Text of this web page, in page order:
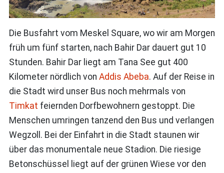
Die Busfahrt vom Meskel Square, wo wir am Morgen
früh um fünf starten, nach Bahir Dar dauert gut 10
Stunden. Bahir Dar liegt am Tana See gut 400
Kilometer nördlich von Addis Abeba. Auf der Reise in
die Stadt wird unser Bus noch mehrmals von
Timkat feiernden Dorfbewohnern gestoppt. Die
Menschen umringen tanzend den Bus und verlangen
Wegzoll. Bei der Einfahrt in die Stadt staunen wir
über das monumentale neue Stadion. Die riesige
Betonschüssel liegt auf der grünen Wiese vor den